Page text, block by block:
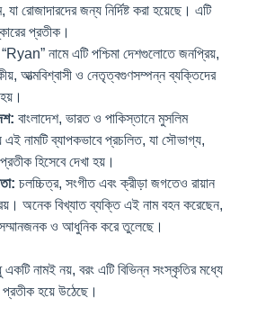
যা রোজাদারদের জন্য নির্দিষ্ট করা হয়েছে। এটি
প্রতীক।
“Ryan” নামে এটি পশ্চিমা দেশগুলোতে জনপ্রিয়,
আত্মবিশ্বাসী ও নেতৃত্বগুণসম্পন্ন ব্যক্তিদের
বাংলাদেশ, ভারত ও পাকিস্তানে মুসলিম
এই নামটি ব্যাপকভাবে প্রচলিত, যা সৌভাগ্য,
হিসেবে দেখা হয়।
চলচ্চিত্র, সংগীত এবং ক্রীড়া জগতেও রায়ান
অনেক বিখ্যাত ব্যক্তি এই নাম বহন করেছেন,
ও আধুনিক করে তুলেছে।
একটি নামই নয়, বরং এটি বিভিন্ন সংস্কৃতির মধ্যে
হয়ে উঠেছে।